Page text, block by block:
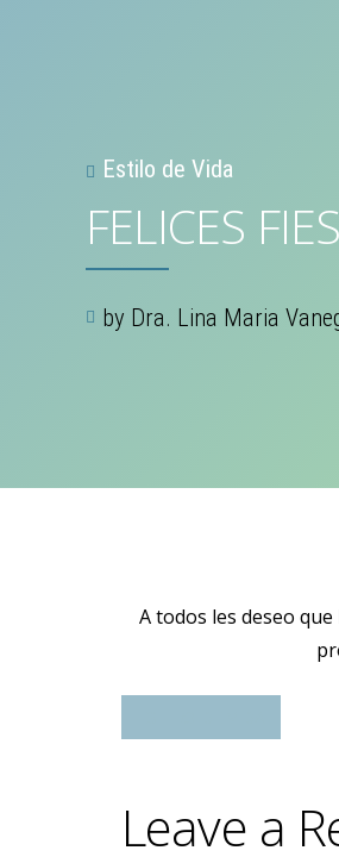
Estilo de Vida
FELICES
by Dra. Lina Maria
A todos les deseo
Leave a